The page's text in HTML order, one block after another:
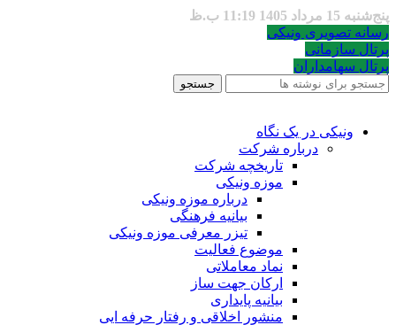
پنج‌شنبه 15 مرداد 1405 11:19 ب.ظ
رسانه تصویری ونیکی
پرتال سازمانی
پرتال سهامداران
جستجو
ونیکی در یک نگاه
درباره شرکت
تاریخچه شرکت
موزه ونیکی
درباره موزه ونیکی
بیانیه فرهنگی
تیزر معرفی موزه ونیکی
موضوع فعالیت
نماد معاملاتی
ارکان جهت ساز
بیانیه پایداری
منشور اخلاقی و رفتار حرفه ایی